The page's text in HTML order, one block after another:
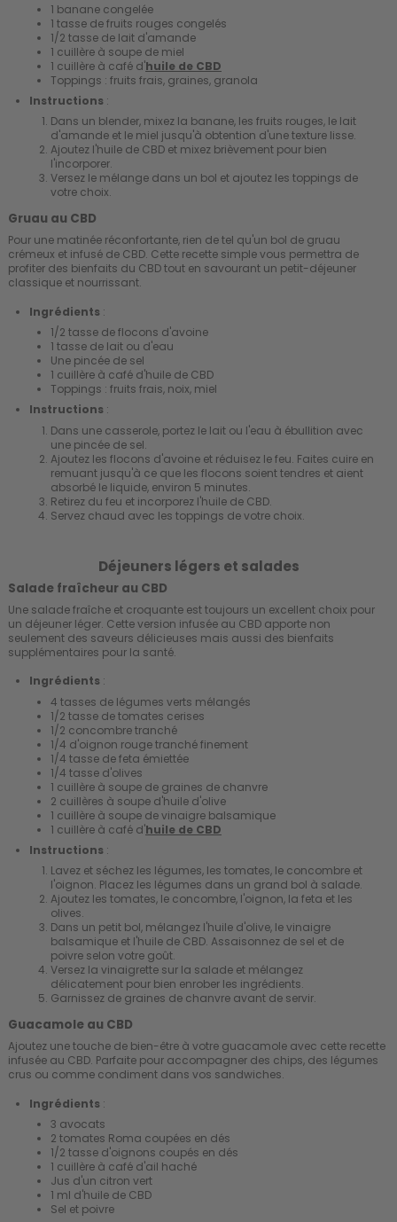
1 banane congelée
1 tasse de fruits rouges congelés
1/2 tasse de lait d'amande
1 cuillère à soupe de miel
1 cuillère à café d'huile de CBD
Toppings : fruits frais, graines, granola
Instructions :
Dans un blender, mixez la banane, les fruits rouges, le lait
d'amande et le miel jusqu'à obtention d'une texture lisse.
Ajoutez l'huile de CBD et mixez brièvement pour bien
l'incorporer.
Versez le mélange dans un bol et ajoutez les toppings de
votre choix.
Gruau au CBD
Pour une matinée réconfortante, rien de tel qu'un bol de gruau
crémeux et infusé de CBD. Cette recette simple vous permettra de
profiter des bienfaits du CBD tout en savourant un petit-déjeuner
classique et nourrissant.
Ingrédients :
1/2 tasse de flocons d'avoine
1 tasse de lait ou d'eau
Une pincée de sel
1 cuillère à café d'huile de CBD
Toppings : fruits frais, noix, miel
Instructions :
Dans une casserole, portez le lait ou l'eau à ébullition avec
une pincée de sel.
Ajoutez les flocons d'avoine et réduisez le feu. Faites cuire en
remuant jusqu'à ce que les flocons soient tendres et aient
absorbé le liquide, environ 5 minutes.
Retirez du feu et incorporez l'huile de CBD.
Servez chaud avec les toppings de votre choix.
Déjeuners légers et salades
Salade fraîcheur au CBD
Une salade fraîche et croquante est toujours un excellent choix pour
un déjeuner léger. Cette version infusée au CBD apporte non
seulement des saveurs délicieuses mais aussi des bienfaits
supplémentaires pour la santé.
Ingrédients :
4 tasses de légumes verts mélangés
1/2 tasse de tomates cerises
1/2 concombre tranché
1/4 d'oignon rouge tranché finement
1/4 tasse de feta émiettée
1/4 tasse d'olives
1 cuillère à soupe de graines de chanvre
2 cuillères à soupe d'huile d'olive
1 cuillère à soupe de vinaigre balsamique
1 cuillère à café d'huile de CBD
Instructions :
Lavez et séchez les légumes, les tomates, le concombre et
l'oignon. Placez les légumes dans un grand bol à salade.
Ajoutez les tomates, le concombre, l'oignon, la feta et les
olives.
Dans un petit bol, mélangez l'huile d'olive, le vinaigre
balsamique et l'huile de CBD. Assaisonnez de sel et de
poivre selon votre goût.
Versez la vinaigrette sur la salade et mélangez
délicatement pour bien enrober les ingrédients.
Garnissez de graines de chanvre avant de servir.
Guacamole au CBD
Ajoutez une touche de bien-être à votre guacamole avec cette recette
infusée au CBD. Parfaite pour accompagner des chips, des légumes
crus ou comme condiment dans vos sandwiches.
Ingrédients :
3 avocats
2 tomates Roma coupées en dés
1/2 tasse d'oignons coupés en dés
1 cuillère à café d'ail haché
Jus d'un citron vert
1 ml d'huile de CBD
Sel et poivre